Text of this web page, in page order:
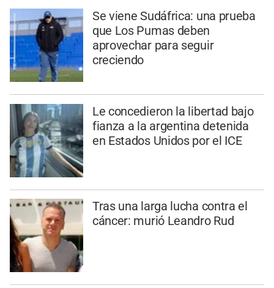
Se viene Sudáfrica: una prueba
que Los Pumas deben
aprovechar para seguir
creciendo
Le concedieron la libertad bajo
fianza a la argentina detenida
en Estados Unidos por el ICE
Tras una larga lucha contra el
cáncer: murió Leandro Rud